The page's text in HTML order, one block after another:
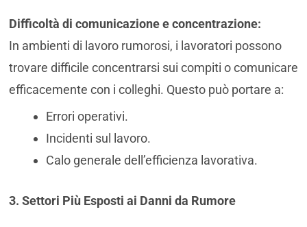
Difficoltà di comunicazione e concentrazione:
In ambienti di lavoro rumorosi, i lavoratori possono
trovare difficile concentrarsi sui compiti o comunicare
efficacemente con i colleghi. Questo può portare a:
Errori operativi.
Incidenti sul lavoro.
Calo generale dell’efficienza lavorativa.
3. Settori Più Esposti ai Danni da Rumore